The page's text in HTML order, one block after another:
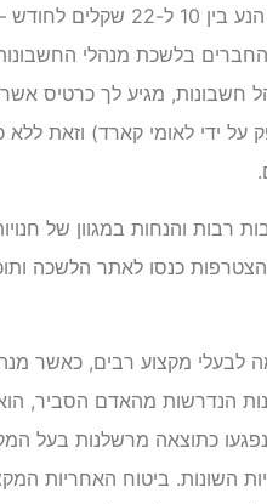
האשראי – בדרך כלל
בלשכת מנהלי
חשבונות, מגיע לך כרטיס
על ידי לאומי קארד) וזאת ללא
רבות והנחות במגוון של
כנסו לאתר הלשכה
לבעלי מקצוע רבים, כאשר
הנדרשות מהאדם הסביר,
כתוצאה מרשלנות בעל
השונות. ביטוח האחריות